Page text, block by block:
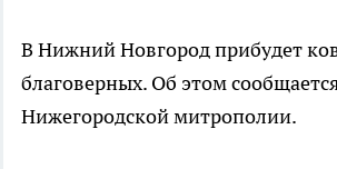
В Нижний Новгород прибудет
благоверных. Об этом
Нижегородской митрополии.